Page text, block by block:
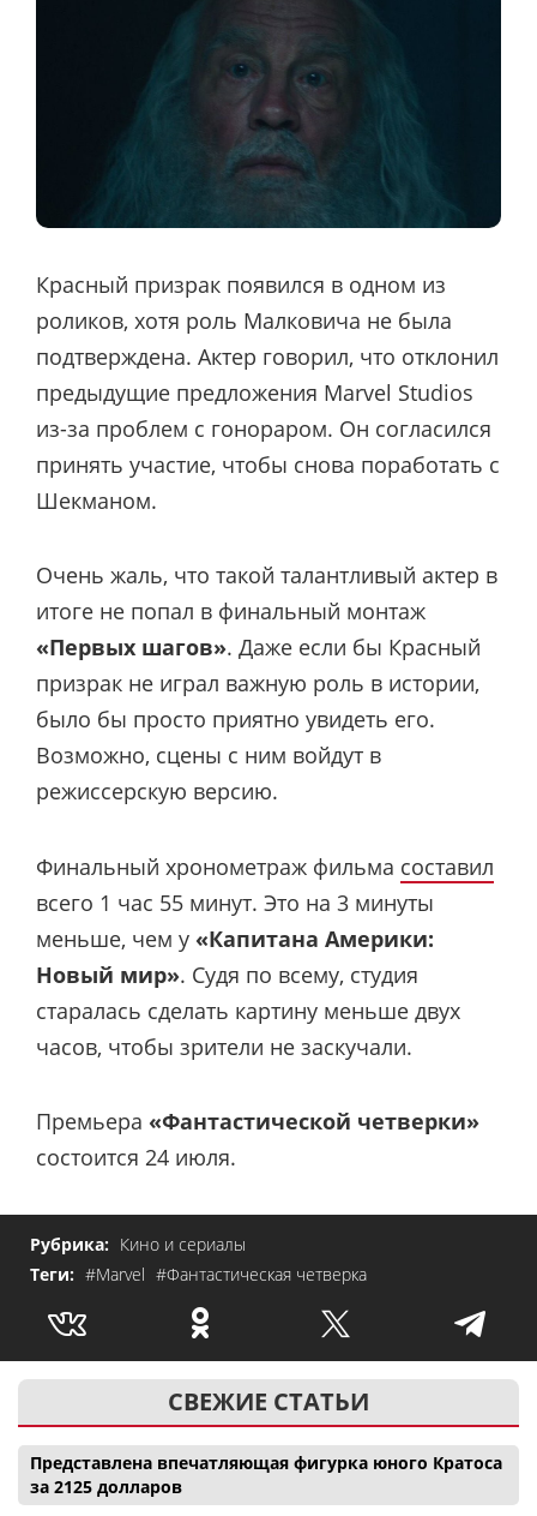
Красный призрак появился в одном из
роликов, хотя роль Малковича не была
подтверждена. Актер говорил, что отклонил
предыдущие предложения Marvel Studios
из-за проблем с гонораром. Он согласился
принять участие, чтобы снова поработать с
Шекманом.
Очень жаль, что такой талантливый актер в
итоге не попал в финальный монтаж
«Первых шагов». Даже если бы Красный
призрак не играл важную роль в истории,
было бы просто приятно увидеть его.
Возможно, сцены с ним войдут в
режиссерскую версию.
Финальный хронометраж фильма составил
всего 1 час 55 минут. Это на 3 минуты
меньше, чем у «Капитана Америки:
Новый мир». Судя по всему, студия
старалась сделать картину меньше двух
часов, чтобы зрители не заскучали.
Премьера «Фантастической четверки»
состоится 24 июля.
Рубрика: Кино и сериалы
Теги: #Marvel #Фантастическая четверка
СВЕЖИЕ СТАТЬИ
Представлена впечатляющая фигурка юного Кратоса
за 2125 долларов